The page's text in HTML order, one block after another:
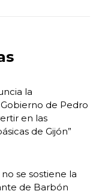
la
de Pedro
en las
de Gijón”
se sostiene la
de Barbón